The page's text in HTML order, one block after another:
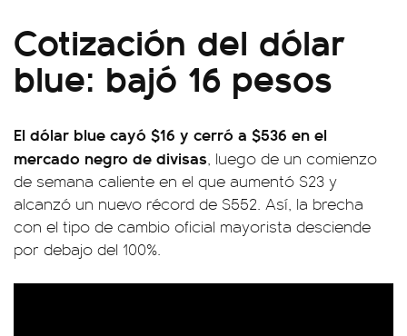
Cotización del dólar
blue: bajó 16 pesos
El dólar blue cayó $16 y cerró a $536 en el
mercado negro de divisas, luego de un comienzo
de semana caliente en el que aumentó $23 y
alcanzó un nuevo récord de $552. Así, la brecha
con el tipo de cambio oficial mayorista desciende
por debajo del 100%.